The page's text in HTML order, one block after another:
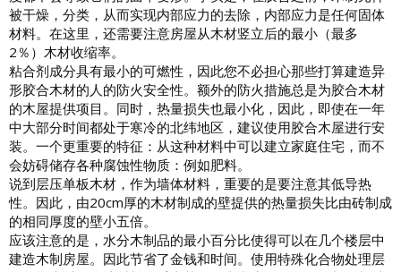
被干燥，分类，从而实现内部应力的去除，内部应力是任何固体
材料。在这里，还需要注意房屋从木材竖立后的最小（最多
2％）木材收缩率。
粘合剂成分具有最小的可燃性，因此您不必担心那些打算建造异
形胶合木材的人的防火安全性。额外的防火措施总是为胶合木材
的木屋提供项目。同时，热量损失也最小化，因此，即使在一年
中大部分时间都处于寒冷的北纬地区，建议使用胶合木屋进行安
装。一个更重要的特征：从这种材料中可以建立家庭住宅，而不
会妨碍储存各种腐蚀性物质：例如肥料。
说到层压单板木材，作为墙体材料，重要的是要注意其低导热
性。因此，由20cm厚的木材制成的壁提供的热量损失比由砖制成
的相同厚度的壁小五倍。
应该注意的是，水分木制品的最小百分比使得可以在几个楼层中
建造木制房屋。因此节省了金钱和时间。使用特殊化合物处理层